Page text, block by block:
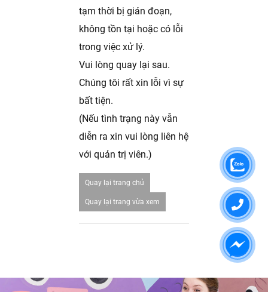
tạm thời bị gián đoạn,
không tồn tại hoặc có lỗi
trong việc xử lý.
Vui lòng quay lại sau.
Chúng tôi rất xin lỗi vì sự
bất tiện.
(Nếu tình trạng này vẫn
diễn ra xin vui lòng liên hệ
với quản trị viên.)
Quay lại trang chủ
Quay lại trang vừa xem